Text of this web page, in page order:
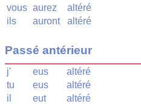
vous aurez
altéré
ils
auront altéré
Passé antérieur
j' eus
altéré
tu
eus
altéré
il
eut
altéré